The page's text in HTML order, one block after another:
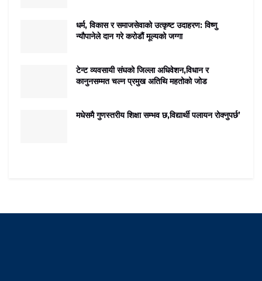
धर्म, विकास र समाजसेवाको उत्कृष्ट उदाहरण: विष्णु
न्यौपानेले दान गरे करोडौं मूल्यको जग्गा
टेन्ट व्यवसायी संघको जिल्ला अधिवेशन,विधान र
कानुनसम्मत चल्न प्रमुख अतिथि महतोको जोड
मधेसमै गुणस्तरीय शिक्षा सम्भव छ,विद्यार्थी पलायन रोक्नुपर्छ’